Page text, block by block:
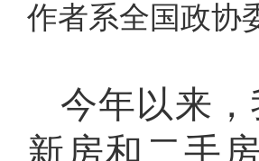
作者系全国政协
今年以来
新房和二手